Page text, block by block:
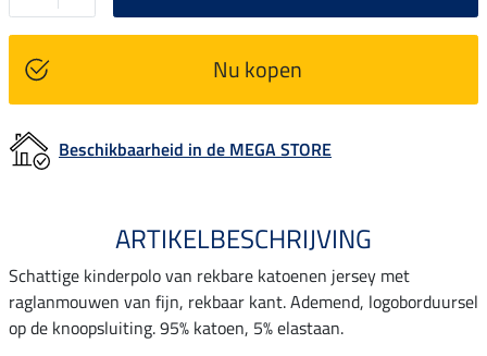
Nu kopen
Beschikbaarheid in de MEGA STORE
ARTIKELBESCHRIJVING
Schattige kinderpolo van rekbare katoenen jersey met
raglanmouwen van fijn, rekbaar kant. Ademend, logoborduursel
op de knoopsluiting. 95% katoen, 5% elastaan.